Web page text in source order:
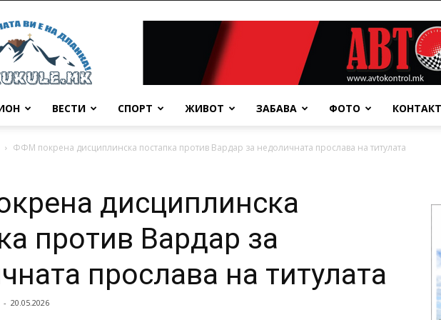
ВЕСТИ СПОРТ ЖИВОТ ЗАБАВА ФОТО КОНТАКТ
ФФМ покрена дисциплинска постапка против Вардар за недоличната прослава на титулата
дисциплинска
против Вардар за
прослава на титулата
- 20.05.2026